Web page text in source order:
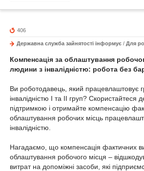
406
Державна служба зайнятості інформує / Для
Компенсація за облаштування
людини з інвалідністю: робота без
Ви роботодавець, який працевлаштовує
інвалідністю І та ІІ груп? Скористайтеся
підтримкою і отримайте компенсацію
облаштування робочих місць
інвалідністю.
Нагадаємо, що компенсація фактичних
облаштування робочого місця –
витрат на допоміжні засоби, які